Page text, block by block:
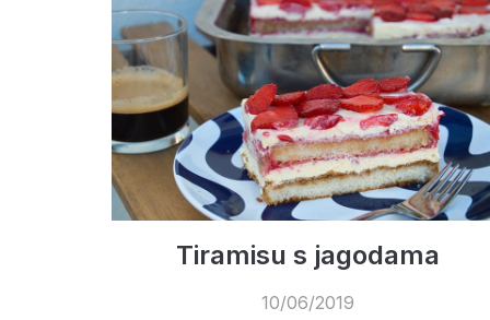
Tiramisu s jagodama
10/06/2019